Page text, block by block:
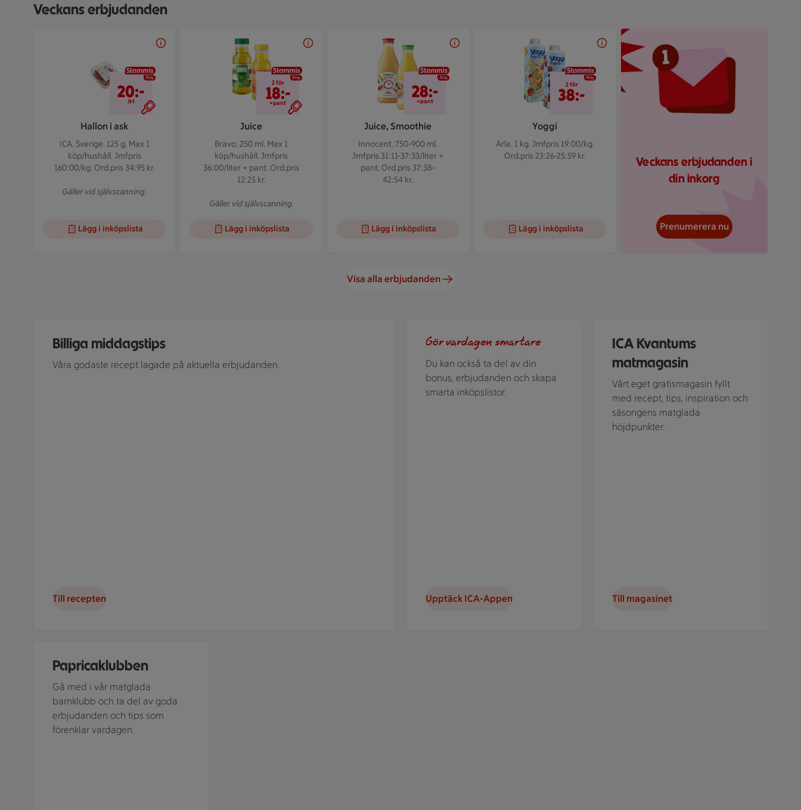
Veckans erbjudanden
Bildspel med 5 bilder.
Hallon i ask
ICA. Sverige. 125 g. Max 1
köp/hushåll. Jmfpris
160:00/kg. Ord.pris 34:95 kr.
Gäller vid självscanning.
20 kr/st
20:-
/st
Lägg i inköpslista
Juice
Bravo. 250 ml. Max 1
köp/hushåll. Jmfpris
36:00/liter + pant. Ord.pris
12:25 kr.
Gäller vid självscanning.
2 för 18 kr
2 för
18:-
+pant
Lägg i inköpslista
Juice, Smoothie
Innocent. 750-900 ml.
Jmfpris 31:11-37:33/liter +
pant. Ord.pris 37:38-
42:54 kr.
28 kr/+pant
28:-
+pant
Lägg i inköpslista
Yoggi
Arla. 1 kg. Jmfpris 19:00/kg.
Ord.pris 23:26-25:59 kr.
2 för 38 kr
2 för
38:-
Lägg i inköpslista
Veckans erbjudanden i
din inkorg
Prenumerera nu
Visa alla erbjudanden
Billiga middagstips
Våra godaste recept lagade på aktuella erbjudanden.
Till recepten
Gör vardagen smartare
Du kan också ta del av din
bonus, erbjudanden och skapa
smarta inköpslistor.
Upptäck ICA-Appen
ICA Kvantums
matmagasin
Vårt eget gratismagasin fyllt
med recept, tips, inspiration och
säsongens matglada
höjdpunkter.
Till magasinet
Papricaklubben
Gå med i vår matglada
barnklubb och ta del av goda
erbjudanden och tips som
förenklar vardagen.